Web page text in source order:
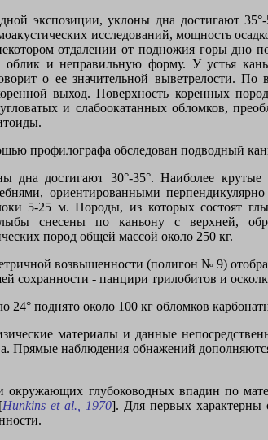
экспозиции, уклоны дна достигают
исследований, мощность
отдалении от подножия горы дно
и неправильную форму. У устья
о ее значительной
выход. Поверхность коренных
и слабоокатанных обломков,
профилографа обследован подводный
достигают 30°-35°. Наиболее
ориентированными
5-25 м. Породы, из которых состоят
снесены по каньону с верхней,
пород общей массой около 250 кг.
возвышенности (полигон № 9)
сохранности - панцири трилобитов и
24° поднято около 100 кг обломков
материалы и данные
Прямые наблюдения обнажений
глубоководных впадин по
Hunkins et al., 1970]. Для первых характерны